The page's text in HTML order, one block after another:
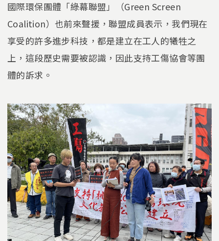
國際環保團體「綠幕聯盟」（Green Screen
Coalition）也前來聲援，聯盟成員表示，我們現在
享受的許多進步科技，都是建立在工人的犧牲之
上，這段歷史需要被認識，因此支持工傷協會等團
體的訴求。